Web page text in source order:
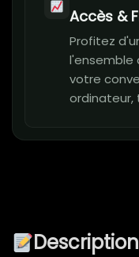
Accès &
Profitez
l'ensemble
votre